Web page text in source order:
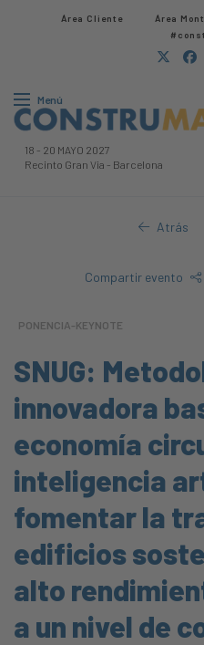
Área Cliente Área
Menú
18 - 20 MAYO 2027
Recinto Gran Via - Barcelona
Atrás
Compartir evento
PONENCIA-KEYNOTE
SNUG:
innovadora
economía
inteligencia
fomentar la
edificios
alto
a un nivel de